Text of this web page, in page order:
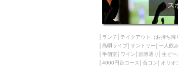
壺
ラ
ス
ランチ テイクアウト（お持ち帰
島唄ライブ サントリー 一人飲
半個室
ワイン 国際通り 生ビー
4000円台コース
合コン オリオ